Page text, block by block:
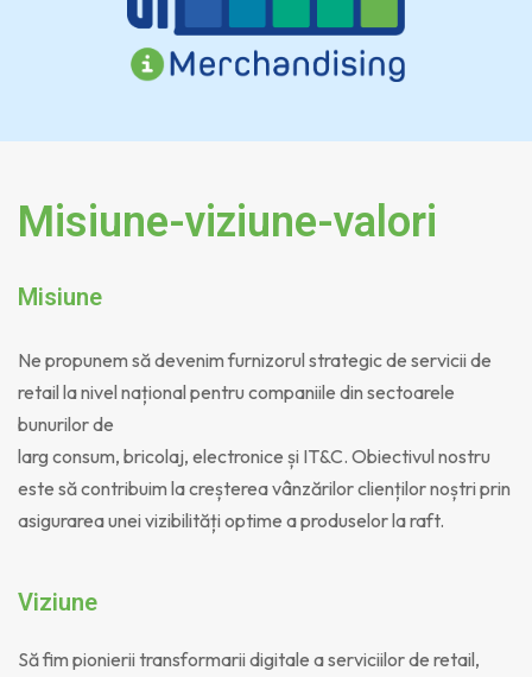
Misiune-viziune-valori
Misiune
Ne propunem să devenim furnizorul strategic de servicii de
retail la nivel național pentru companiile din sectoarele
bunurilor de
larg consum, bricolaj, electronice și IT&C. Obiectivul nostru
este să contribuim la creșterea vânzărilor clienților noștri prin
asigurarea unei vizibilități optime a produselor la raft.
Viziune
Să fim pionierii transformarii digitale a serviciilor de retail,